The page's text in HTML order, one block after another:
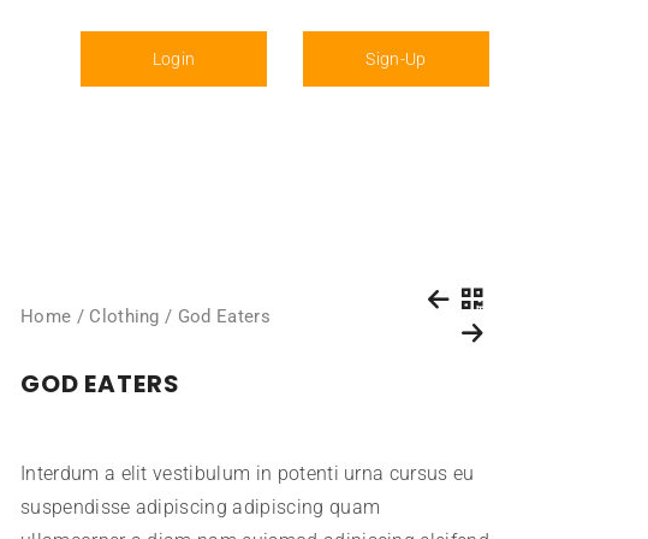
Login Sign-Up
Home / Clothing / God Eaters
GOD EATERS
Interdum a elit vestibulum in potenti urna cursus eu
suspendisse adipiscing adipiscing quam